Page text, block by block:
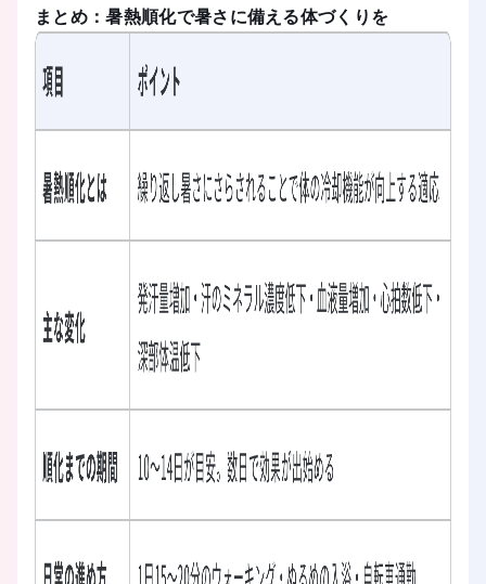
まとめ：暑熱順化で暑さに備える体づくりを